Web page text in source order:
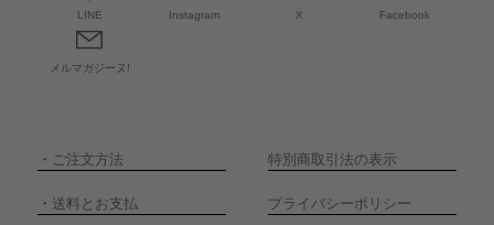
LINE Instagram X Facebook
メルマガジーヌ!
・ ご注文方法 特別商取引法の表示
・ 送料とお支払 プライバシーポリシー